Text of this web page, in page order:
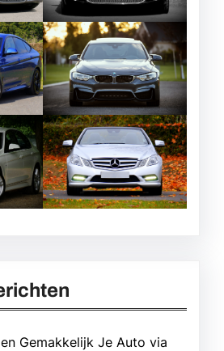
Gemakkelijk Je Auto via